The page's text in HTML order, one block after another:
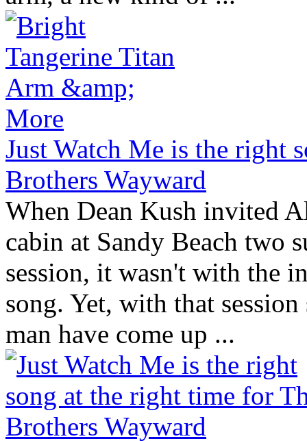
Just Watch Me is the right
Brothers Wayward
When Dean Kush invited
cabin at Sandy Beach two
session, it wasn't with the
song. Yet, with that
man have come up ...